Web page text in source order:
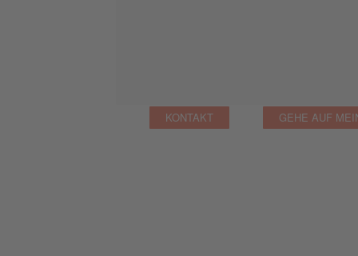
KONTAKT GEHE AUF